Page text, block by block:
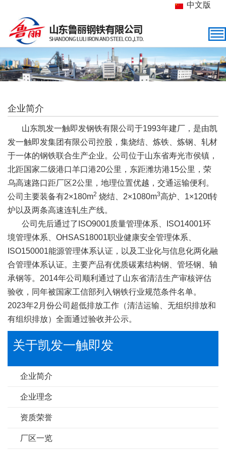
中文版
企业简介
山东凯发一触即发钢铁有限公司于1993年建厂，是由凯
发一触即发集团有限公司控股，集烧结、炼铁、炼钢、轧材
于一体的钢铁联合生产企业。公司位于山东省寿光市侯镇，
北距国家二级港口羊口港20公里，东距潍坊港15公里，荣
乌高速路口距厂区2公里，地理位置优越，交通运输便利。
公司主要装备有2×180m2 烧结、2×1080m3高炉、1×120t转
炉以及两条高速连轧生产线。
公司先后通过了ISO9001质量管理体系、ISO14001环
境管理体系、OHSAS18001职业健康安全管理体系、
ISO150001能源管理体系认证，以及工业化与信息化两化融
合管理体系认证。主要产品有优质碳素结构钢、管坯钢、轴
承钢等。2014年公司顺利通过了山东省清洁生产审核评估
验收，同年被国家工信部列入钢铁行业规范条件名单。
2023年2月份公司超低排放工作（清洁运输、无组织排放和
有组织排放）全面通过验收并公示。
关于凯发一触即发
企业简介
企业理念
资质荣誉
厂区一览